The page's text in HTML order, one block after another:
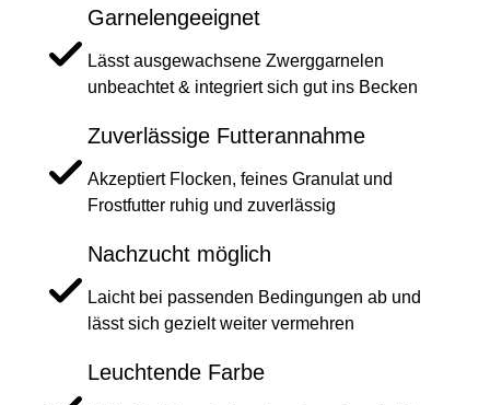
Garnelengeeignet
Lässt ausgewachsene Zwerggarnelen
unbeachtet & integriert sich gut ins Becken
Zuverlässige Futterannahme
Akzeptiert Flocken, feines Granulat und
Frostfutter ruhig und zuverlässig
Nachzucht möglich
Laicht bei passenden Bedingungen ab und
lässt sich gezielt weiter vermehren
Leuchtende Farbe